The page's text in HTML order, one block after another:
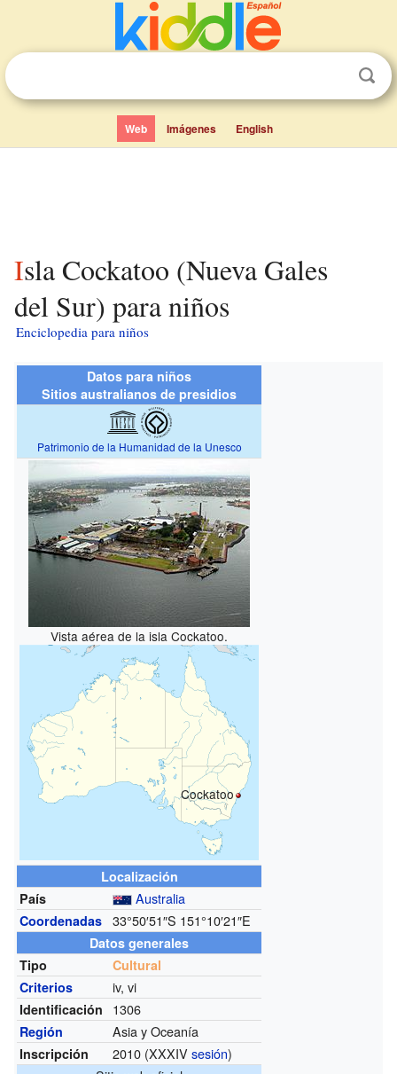
Web Imágenes English
Isla Cockatoo (Nueva Gales
del Sur) para niños
Enciclopedia para niños
Datos para niños
Sitios australianos de presidios
Patrimonio de la Humanidad de la Unesco
Vista aérea de la isla Cockatoo.
Cockatoo
Localización
País
Australia
Coordenadas 33°50′51″S 151°10′21″E
Datos generales
Tipo
Cultural
Criterios
iv, vi
Identificación 1306
Región Asia y Oceanía
Inscripción 2010 (XXXIVsesión)